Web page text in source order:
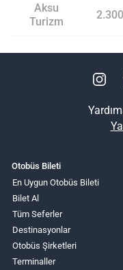
Aksu
Turizm
Otobüs Bileti
En Uygun Otobüs Bileti
Bilet Al
Tüm Seferler
Destinasyonlar
Otobüs Şirketleri
Terminaller